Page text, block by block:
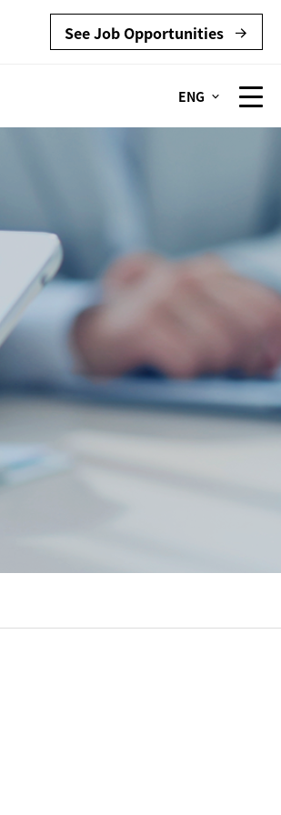
See Job Opportunities
ENG